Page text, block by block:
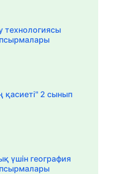
технологиясы
2 сынып
үшін география